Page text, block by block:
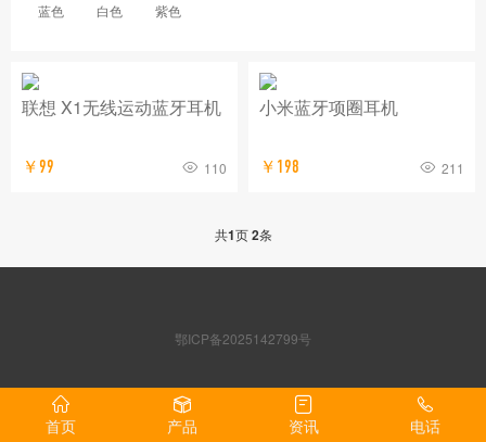
蓝色 白色 紫色
联想 X1无线运动蓝牙耳机
￥99 110
小米蓝牙项圈耳机
￥198 211
共1页2条
鄂ICP备2025142799号
首页 产品 资讯 电话